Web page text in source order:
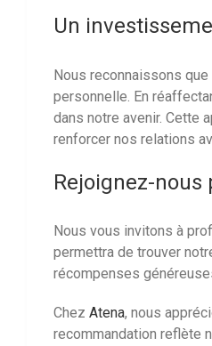
Un
Nous reconnaissons
personnelle. En
dans notre avenir. Cette
renforcer nos relations
Rejoignez-
Nous vous invitons à
permettra de trouver
récompenses
Chez Atena, nous
recommandation reflète